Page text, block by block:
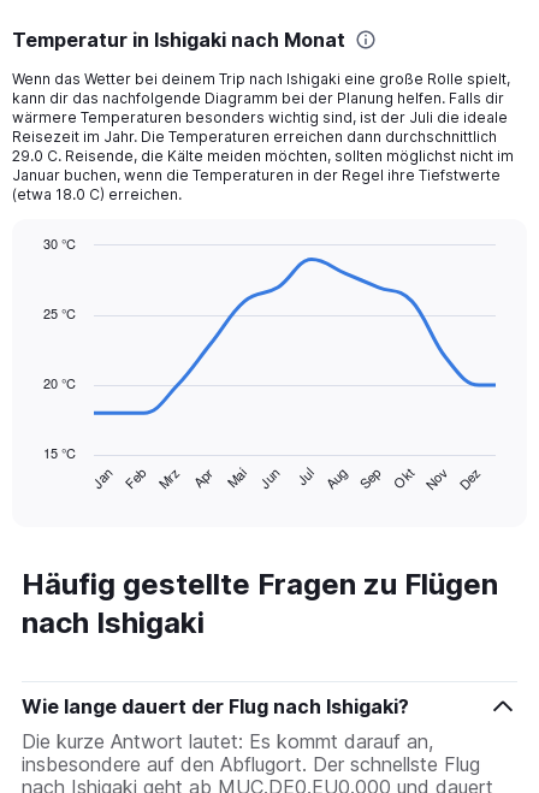
Range:
categories.
The
chart
has
1
Y
displaying
Temperatur in Ishigaki nach Monat
Wenn das Wetter bei deinem Trip nach Ishigaki eine große Rolle spielt,
kann dir das nachfolgende Diagramm bei der Planung helfen. Falls dir
wärmere Temperaturen besonders wichtig sind, ist der Juli die ideale
Reisezeit im Jahr. Die Temperaturen erreichen dann durchschnittlich
29.0 C. Reisende, die Kälte meiden möchten, sollten möglichst nicht im
Januar buchen, wenn die Temperaturen in der Regel ihre Tiefstwerte
(etwa 18.0 C) erreichen.
with
has
categories.
Range:
14
chart
has
1
Y
axis
Jan Feb Mrz Apr Mai Jun Jul Aug Sep Okt Nov Dez
15 °C
20 °C
25 °C
30 °C
Häufig gestellte Fragen zu Flügen
nach Ishigaki
Wie lange dauert der Flug nach Ishigaki?
Die kurze Antwort lautet: Es kommt darauf an,
insbesondere auf den Abflugort. Der schnellste Flug
nach Ishigaki geht ab MUC.DE0.EU0.000 und dauert